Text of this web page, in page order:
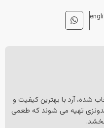
شده، آرد با بهترین کیفیت و
تهیه می شوند که طعمی